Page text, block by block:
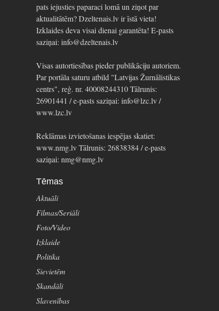
pats iejusties paparaci lomā un ziņot par
aktualitātēm? Dzeltenais.lv ir īstā vieta!
Izklaides deva visai dienai garantēta! E-pasts
saziņai: info@dzeltenais.lv
Visas autortiesības pieder publikāciju autoriem.
Par portāla saturu atbild "Latvijas Žurnālistikas
centrs", reģ. nr. 40008244310 Tālrunis:
26901441 / e-pasts saziņai: info@lzc.lv /
www.lzc.lv
Reklāmas izvietošanas iespējas skatiet:
www.nmg.lv Tālrunis: 26838384 / e-pasts
saziņai: nmg@nmg.lv
Tēmas
Aktuāli
Filmas/Seriāli
Foto/Video
Izklaide
Politika
Sievietēm
Skandāli
Slavenības